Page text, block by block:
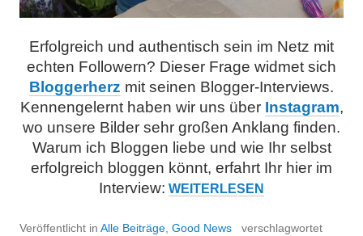
Erfolgreich und authentisch sein im Netz mit
echten Followern? Dieser Frage widmet sich
Bloggerherz mit seinen Blogger-Interviews.
Kennengelernt haben wir uns über Instagram,
wo unsere Bilder sehr großen Anklang finden.
Warum ich Bloggen liebe und wie Ihr selbst
erfolgreich bloggen könnt, erfahrt Ihr hier im
Interview: INTERVIEW
BLOGGERHERZ
WEITERLESEN
Veröffentlicht in Alle Beiträge Good News
verschlagwortet